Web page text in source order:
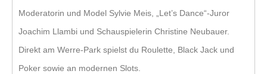
Moderatorin und Model Sylvie Meis, „Let’s Dance“-Juror
Joachim Llambi und Schauspielerin Christine Neubauer.
Direkt am Werre-Park spielst du Roulette, Black Jack und
Poker sowie an modernen Slots.